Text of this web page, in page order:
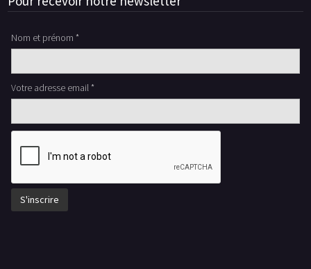
Nom et prénom *
Votre adresse email *